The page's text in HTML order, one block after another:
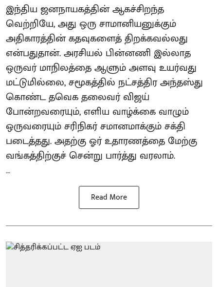
இந்திய ஜனநாயகத்தின் ஆகச்சிறந்த
வெற்றியே, அது ஒரு சாமானியனுக்கும்
அதிகாரத்தின் கதவுகளைத் திறக்கவல்லது
என்பதுதான். அரசியல் பின்னணி இல்லாத
ஒருவர் மாநிலத்தை ஆளும் அளவு உயர்வது
மட்டுமில்லை, சமூகத்தில் நட்சத்திர அந்தஸ்து
கொண்ட தவெக தலைவர் விஜய்
போன்றவரையும், எளிய வாழ்க்கை வாழும்
ஒருவரையும் சரிநிகர் சமானமாக்கும் சக்தி
படைத்தது. அதற்கு ஓர் உதாரணத்தை மேற்கு
வங்கத்திற்குச் சென்று பார்த்து வரலாம்.
...
Read More